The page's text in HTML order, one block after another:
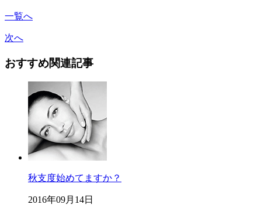
一覧へ
次へ
おすすめ関連記事
秋支度始めてますか？
2016年09月14日